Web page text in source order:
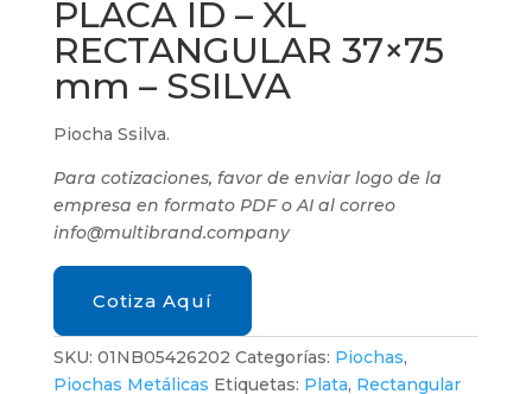
PLACA ID – XL
RECTANGULAR 37×75
mm – SSILVA
Piocha Ssilva.
Para cotizaciones, favor de enviar logo de la
empresa en formato PDF o AI al correo
info@multibrand.company
Cotiza Aquí
SKU: 01NB05426202 Categorías: Piochas,
Piochas Metálicas Etiquetas: Plata, Rectangular